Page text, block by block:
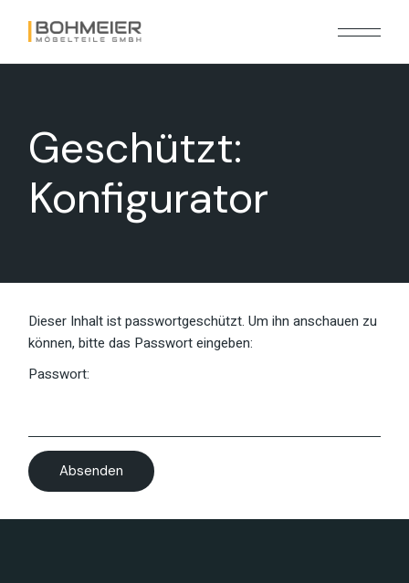
Geschützt:
Konfigurator
Dieser Inhalt ist passwortgeschützt. Um ihn anschauen zu
können, bitte das Passwort eingeben:
Passwort: